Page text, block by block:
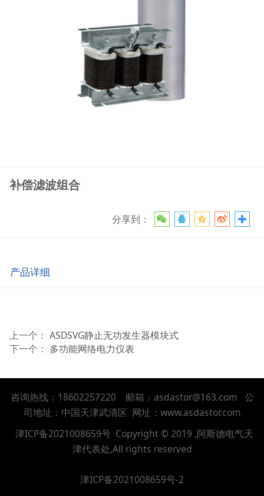
补偿滤波组合
分享到：
产品详细
上一个： ASDSVG静止无功发生器模块式
下一个： 多功能网络电力仪表
咨询热线：18602257220 邮箱：asdastor@163.com 公
司地址：中国天津武清区 网址： www.asdastor.com
津ICP备2021008659号 Copyright © 2019 ,阿斯德电气天
津代表处,All rights reserved
津ICP备2021008659号-2